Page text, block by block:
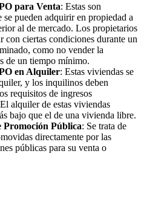
para Venta: Estas son
se pueden adquirir en propiedad a
al de mercado. Los propietarios
con ciertas condiciones durante un
como no vender la
de un tiempo mínimo.
en Alquiler: Estas viviendas se
y los inquilinos deben
requisitos de ingresos
alquiler de estas viviendas
bajo que el de una vivienda libre.
Promoción Pública: Se trata de
directamente por las
públicas para su venta o